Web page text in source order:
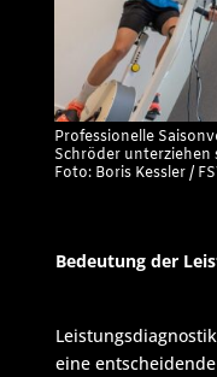
Professionelle
Schröder unterziehen
Foto: Boris Kessler /
Bedeutung der
eine